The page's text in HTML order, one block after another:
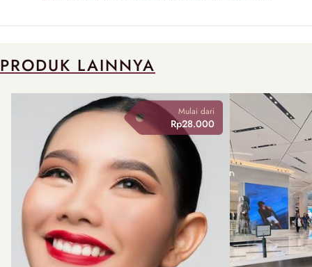
PRODUK LAINNYA
Mulai dari
Rp28.000